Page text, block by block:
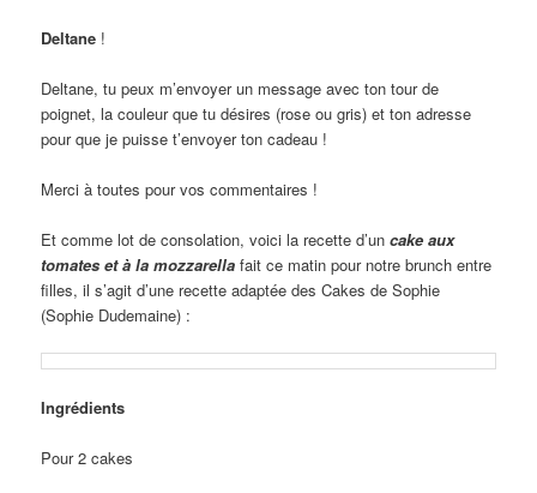
Deltane !
Deltane, tu peux m’envoyer un message avec ton tour de
poignet, la couleur que tu désires (rose ou gris) et ton adresse
pour que je puisse t’envoyer ton cadeau !
Merci à toutes pour vos commentaires !
Et comme lot de consolation, voici la recette d’uncake aux
tomates et à la mozzarella fait ce matin pour notre brunch entre
filles, il s’agit d’une recette adaptée des Cakes de Sophie
(Sophie Dudemaine) :
Ingrédients
Pour 2 cakes